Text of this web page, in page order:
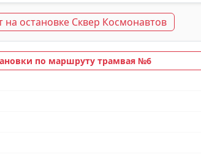
на остановке Сквер Космонавтов
по маршруту трамвая №6